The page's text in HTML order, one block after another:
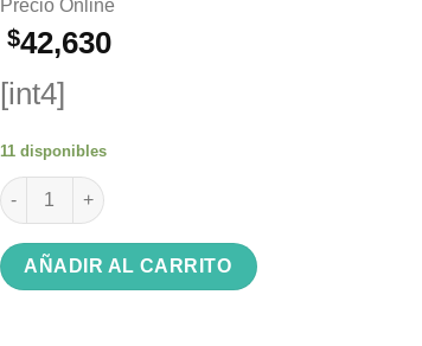
Precio Online
$42,630
[int4]
11 disponibles
Pava Termo Kanji KJH-PE15006M-R roja cantidad
AÑADIR AL CARRITO